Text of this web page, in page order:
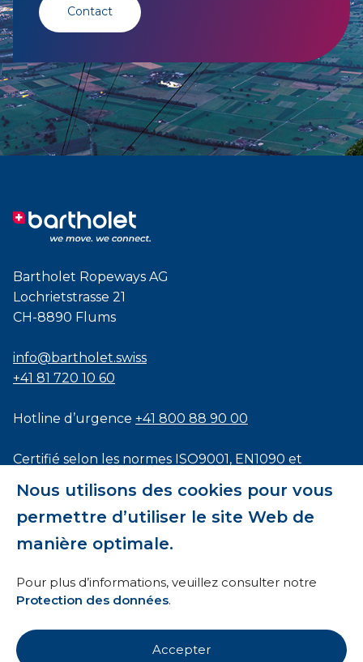
Nous utilisons des cookies pour vous
permettre d’utiliser le site Web de
manière optimale.
Pour plus d’informations, veuillez consulter notre
Protection des données.
Accepter
Contact
Bartholet Ropeways AG
Lochrietstrasse 21
CH-8890 Flums
info@bartholet.swiss
+41 81 720 10 60
Hotline d’urgence +41 800 88 90 00
Certifié selon les normes ISO9001, EN1090 et
Conditions générales
Mentions légales